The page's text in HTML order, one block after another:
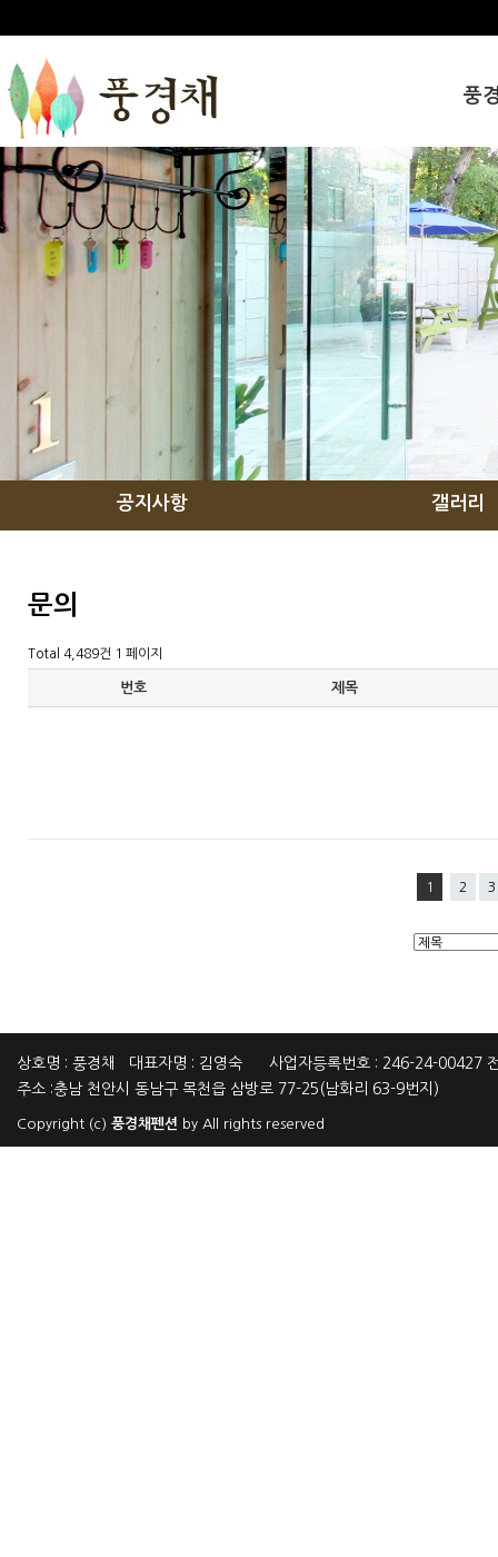
풍
인사
풍경
오시
공지사항 갤러리
문의
Total 4,489건 1 페이지
번호 제목
1 2 3
상호명 : 풍경채 대표자명 : 김영숙 사업자등록번호 : 246-24-00427
주소 :충남 천안시 동남구 목천읍 삼방로 77-25(남화리 63-9번지)
Copyright (c) 풍경채펜션 by All rights reserved